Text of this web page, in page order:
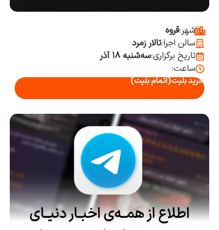
شهر:قروه
سالن اجرا:تالار زمرد
تاریخ برگزاری:سه‌شنبه ۱۸ آذر
ساعت:
خرید بلیت(اتمام بلیت)